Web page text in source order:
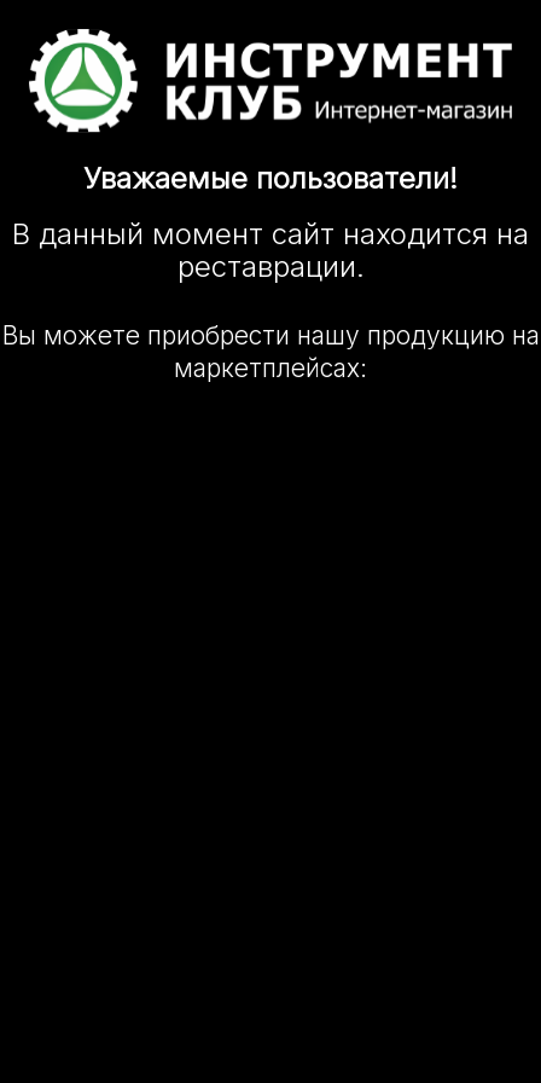
Уважаемые пользователи!
В данный момент сайт находится на
реставрации.
Вы можете приобрести нашу продукцию на
маркетплейсах: